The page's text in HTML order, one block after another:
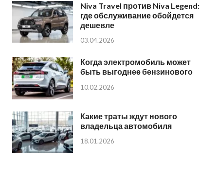
Niva Travel против Niva Legend:
где обслуживание обойдется
дешевле
03.04.2026
Когда электромобиль может
быть выгоднее бензинового
10.02.2026
Какие траты ждут нового
владельца автомобиля
18.01.2026